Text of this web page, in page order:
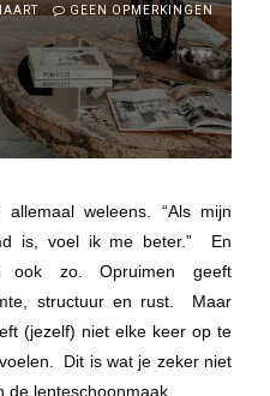
GEEN OPMERKINGEN
weleens. “Als mijn
is, voel ik me beter.” En
zo. Opruimen geeft
structuur en rust. Maar
(jezelf) niet elke keer op te
Dit is wat je zeker niet
de lenteschoonmaak.